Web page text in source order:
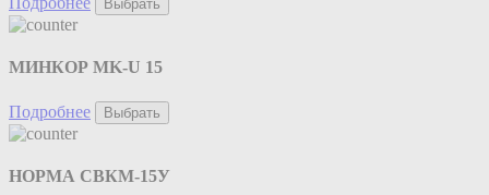
Выбрать
МИНКОР MK-U 15
Подробнее Выбрать
НОРМА СВКМ-15У